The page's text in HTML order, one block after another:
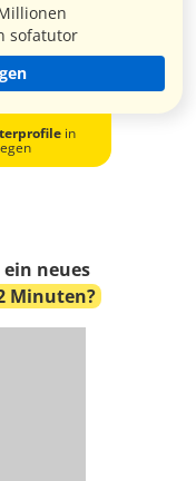
sofatutor
in
neues
Minuten?